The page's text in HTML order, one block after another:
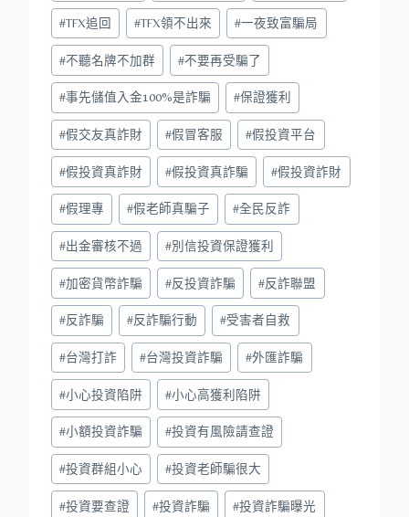
#TFX追回 #TFX領不出來 #一夜致富騙局
#不聽名牌不加群 #不要再受騙了
#事先儲值入金100%是詐騙 #保證獲利
#假交友真詐財 #假冒客服 #假投資平台
#假投資真詐財 #假投資真詐騙 #假投資詐財
#假理專 #假老師真騙子 #全民反詐
#出金審核不過 #別信投資保證獲利
#加密貨幣詐騙 #反投資詐騙 #反詐聯盟
#反詐騙 #反詐騙行動 #受害者自救
#台灣打詐 #台灣投資詐騙 #外匯詐騙
#小心投資陷阱 #小心高獲利陷阱
#小額投資詐騙 #投資有風險請查證
#投資群組小心 #投資老師騙很大
#投資要查證 #投資詐騙 #投資詐騙曝光